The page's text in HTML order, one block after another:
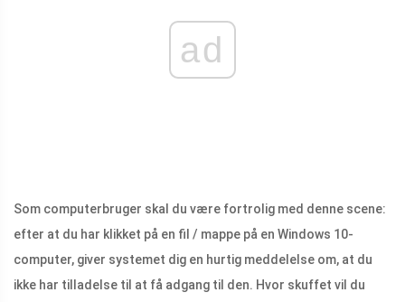
ad
Som computerbruger skal du være fortrolig med denne scene:
efter at du har klikket på en fil / mappe på en Windows 10-
computer, giver systemet dig en hurtig meddelelse om, at du
ikke har tilladelse til at få adgang til den. Hvor skuffet vil du